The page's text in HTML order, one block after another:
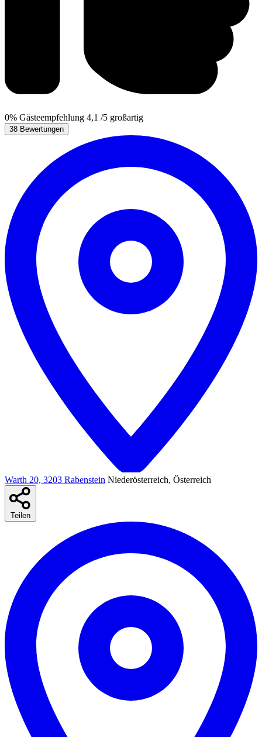
0% Gästeempfehlung 4,1 /5 großartig
38 Bewertungen
Warth 20, 3203 Rabenstein Niederösterreich, Österreich
Teilen